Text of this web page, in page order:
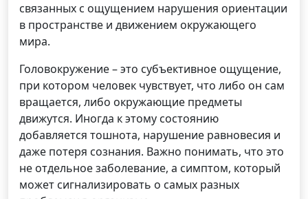
связанных с ощущением нарушения ориентации
в пространстве и движением окружающего
мира.
Головокружение – это субъективное ощущение,
при котором человек чувствует, что либо он сам
вращается, либо окружающие предметы
движутся. Иногда к этому состоянию
добавляется тошнота, нарушение равновесия и
даже потеря сознания. Важно понимать, что это
не отдельное заболевание, а симптом, который
может сигнализировать о самых разных